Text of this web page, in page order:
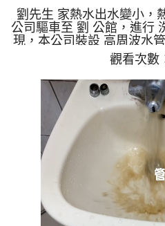
洗
劉先生 家熱水出水變小，
公司驅車至 劉 公館，進行
現，本公司裝設 高周波水
水管，等了約15分，開啟
波 模式，一洗水管就流出
個多小時後，熱水出水量
是自來水，如水管老化，
出來的水就會是咖啡色，
會結成黑色管垢，洗出來
洗出綠色的水，是因為裡
綠，如是藍
觀看次數